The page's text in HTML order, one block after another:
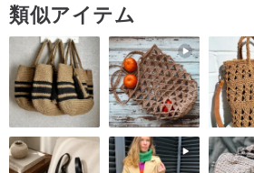
ります。
類似アイテム